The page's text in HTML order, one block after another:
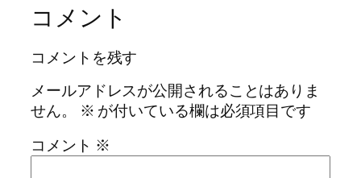
コメント
コメントを残す
メールアドレスが公開されることはありま
せん。
※ が付いている欄は必須項目です
コメント ※